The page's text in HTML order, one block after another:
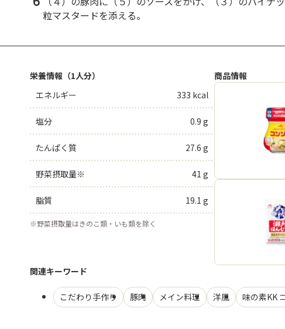
粒マスタードを添える。
栄養情報（1人分）
エネルギー
333 kcal
塩分 0.9 g
たんぱく質 27.6 g
野菜摂取量※ 41 g
脂質 19.1 g
※野菜摂取量はきのこ類・いも類を除く
商品情報
関連キーワード
こだわり手作り 豚肉 メイン料理 洋風 味の素KK